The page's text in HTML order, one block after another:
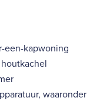
een-kapwoning
waaronder